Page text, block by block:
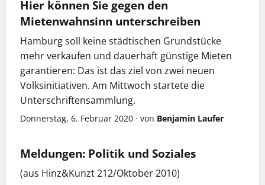
Hier können Sie gegen den
Mietenwahnsinn unterschreiben
Hamburg soll keine städtischen Grundstücke
mehr verkaufen und dauerhaft günstige Mieten
garantieren: Das ist das ziel von zwei neuen
Volksinitiativen. Am Mittwoch startete die
Unterschriftensammlung.
Donnerstag, 6. Februar 2020 · von Benjamin Laufer
Meldungen: Politik und Soziales
(aus Hinz&Kunzt 212/Oktober 2010)